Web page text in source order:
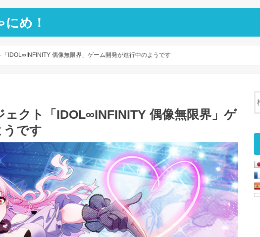
め！
IDOL∞INFINITY 偶像無限界」ゲーム開発が進行中のようです
クト「IDOL∞INFINITY 偶像無限界」ゲ
うです